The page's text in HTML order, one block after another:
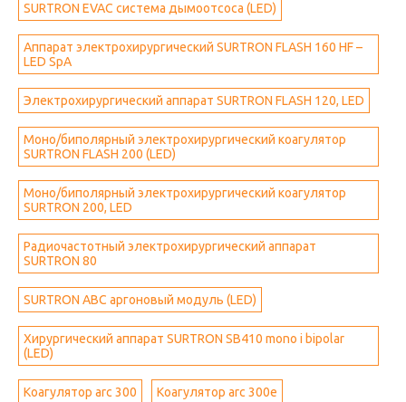
SURTRON EVAC система дымоотсоса (LED)
Аппарат электрохирургический SURTRON FLASH 160 HF –
LED SpA
Электрохирургический аппарат SURTRON FLASH 120, LED
Моно/биполярный электрохирургический коагулятор
SURTRON FLASH 200 (LED)
Моно/биполярный электрохирургический коагулятор
SURTRON 200, LED
Радиочастотный электрохирургический аппарат
SURTRON 80
SURTRON ABC аргоновый модуль (LED)
Хирургический аппарат SURTRON SB410 mono i bipolar
(LED)
Коагулятор arc 300 Коагулятор arc 300e